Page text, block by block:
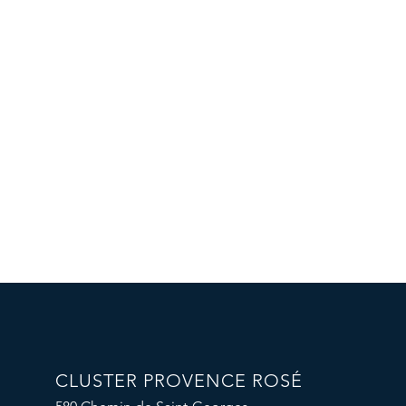
CLUSTER PROVENCE ROSÉ